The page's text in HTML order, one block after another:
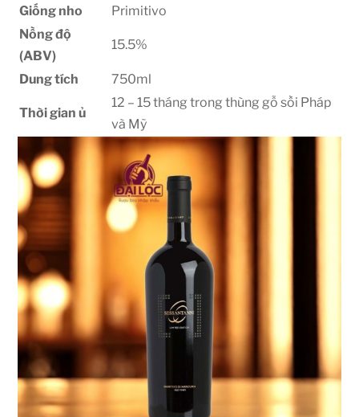
Giống nho
Primitivo
Nồng độ
(ABV)
15.5%
Dung tích 750ml
Thời gian ủ
12 – 15 tháng trong thùng gỗ sồi Pháp
và Mỹ